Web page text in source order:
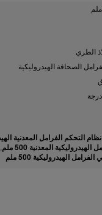
الطري
الصحافة الهيدروليكية
الهيدروليكية المعدنية 500 ملم ,
الفرامل الهيدروليكية 500 ملم